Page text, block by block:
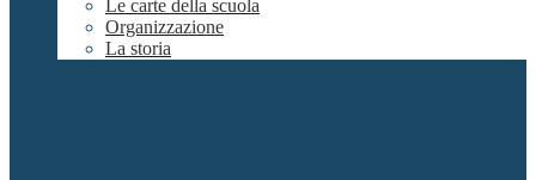
Le carte della scuola
Organizzazione
La storia